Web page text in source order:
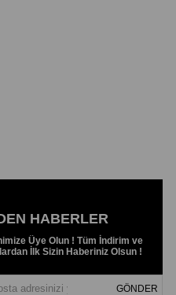
HABERLER
Üye Olun ! Tüm İndirim ve
İlk Sizin Haberiniz Olsun !
GÖNDER